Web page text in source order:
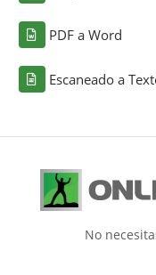
PDF a Word
Escaneado a
No